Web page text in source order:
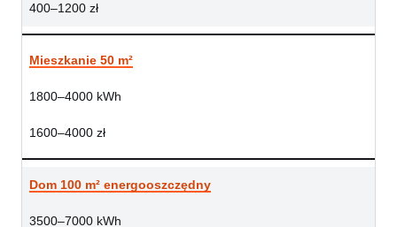
400–1200 zł
Mieszkanie 50 m²
1800–4000 kWh
1600–4000 zł
Dom 100 m² energooszczędny
3500–7000 kWh